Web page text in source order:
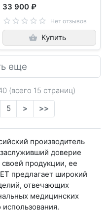
33 900 ₽
Нет отзывов
Купить
еще
(всего 15 страниц)
5 > >>
производитель
доверие
продукции, ее
предлагает широкий
отвечающих
медицинских